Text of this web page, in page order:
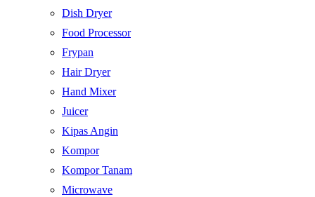
Dish Dryer
Food Processor
Frypan
Hair Dryer
Hand Mixer
Juicer
Kipas Angin
Kompor
Kompor Tanam
Microwave